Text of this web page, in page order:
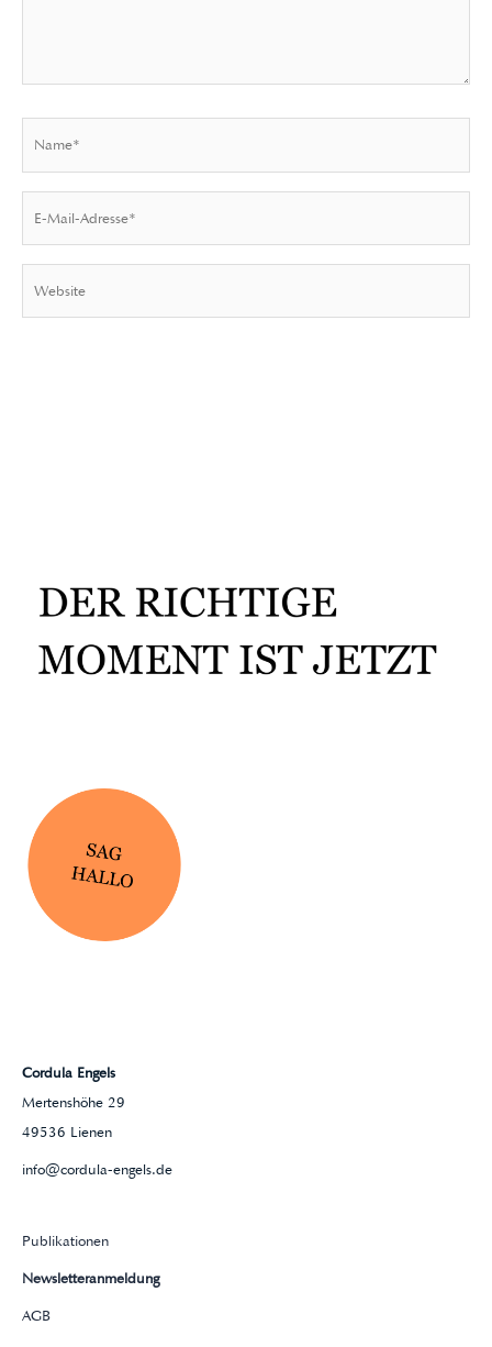
Adresse*
Cordula Engels
Mertenshöhe 29
49536 Lienen
info@cordula-engels.de
Publikationen
Newsletteranmeldung
AGB